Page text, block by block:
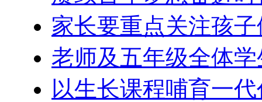
家长要重点关注孩
老师及五年级全体
以生长课程哺育一